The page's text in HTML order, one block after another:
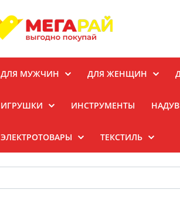
ДЛЯ МУЖЧИН ДЛЯ ЖЕНЩИН
ИГРУШКИ ИНСТРУМЕНТЫ
ЭЛЕКТРОТОВАРЫ ТЕКСТИЛЬ